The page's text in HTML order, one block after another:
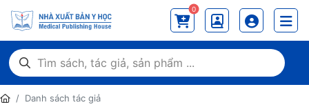
0
Danh sách tác giả